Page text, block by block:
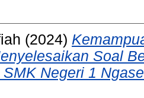
(2024)
Soal
Negeri 1